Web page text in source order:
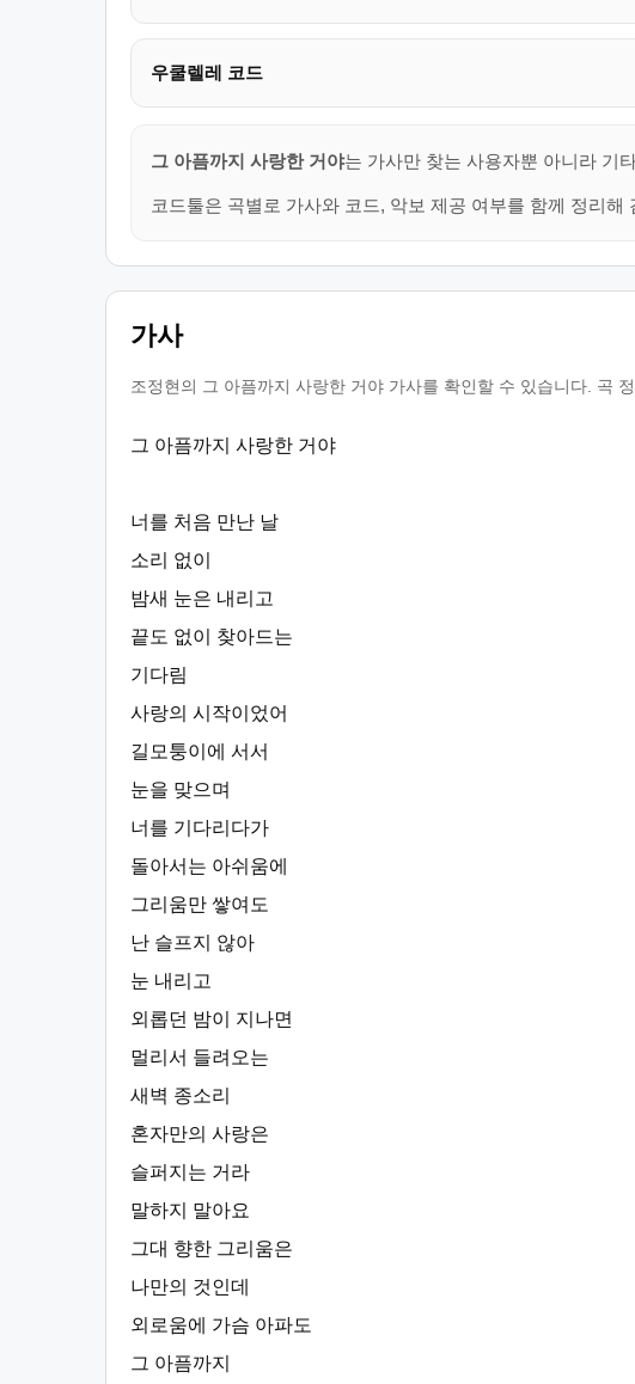
우쿨렐레 코드
그 아픔까지 사랑한 거야는 가사만 찾는 사용자뿐 아니라 기
코드툴은 곡별로 가사와 코드, 악보 제공 여부를 함께 정리
가사
조정현의 그 아픔까지 사랑한 거야 가사를 확인할 수 있습니다. 곡
그 아픔까지 사랑한 거야
너를 처음 만난 날
소리 없이
밤새 눈은 내리고
끝도 없이 찾아드는
기다림
사랑의 시작이었어
길모퉁이에 서서
눈을 맞으며
너를 기다리다가
돌아서는 아쉬움에
그리움만 쌓여도
난 슬프지 않아
눈 내리고
외롭던 밤이 지나면
멀리서 들려오는
새벽 종소리
혼자만의 사랑은
슬퍼지는 거라
말하지 말아요
그대 향한 그리움은
나만의 것인데
외로움에 가슴 아파도
그 아픔까지